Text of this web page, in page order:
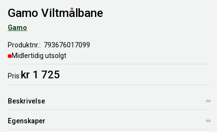
Gamo Viltmålbane
Gamo
Produktnr.
793676017099
Midlertidig utsolgt
Pris kr 1 725
Beskrivelse
Egenskaper